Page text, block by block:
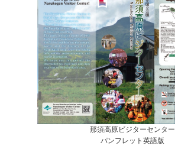
那須高原ビジターセンター
パンフレット英語版